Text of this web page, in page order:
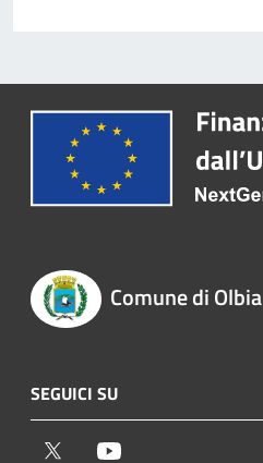
Comune di Olbia
SEGUICI SU
Twitter